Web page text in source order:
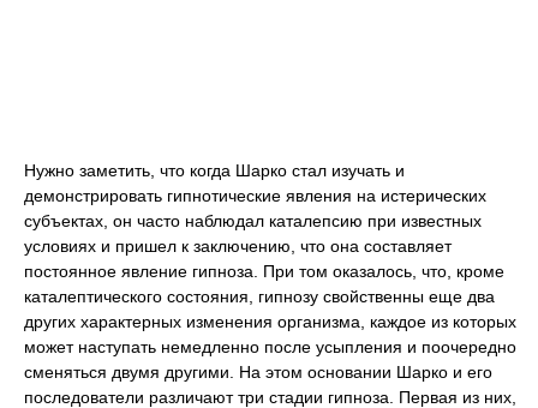
Нужно заметить, что когда Шарко стал изучать и
демонстрировать гипнотические явления на истерических
субъектах, он часто наблюдал каталепсию при известных
условиях и пришел к заключению, что она составляет
постоянное явление гипноза. При том оказалось, что, кроме
каталептического состояния, гипнозу свойственны еще два
других характерных изменения организма, каждое из которых
может наступать немедленно после усыпления и поочередно
сменяться двумя другими. На этом основании Шарко и его
последователи различают три стадии гипноза. Первая из них,